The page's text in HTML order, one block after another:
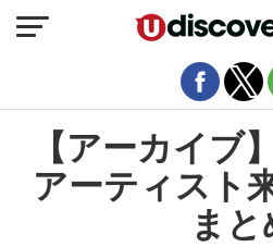
【アーカイブ
アーティスト
まと
モバイルバージ